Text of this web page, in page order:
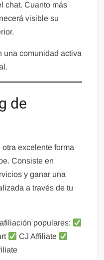
chat. Cuanto más
visible su
una comunidad activa
de
excelente forma
Consiste en
y ganar una
a través de tu
populares:
CJ Affiliate